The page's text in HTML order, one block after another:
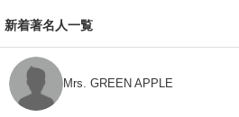
新着著名人一覧
Mrs. GREEN APPLE